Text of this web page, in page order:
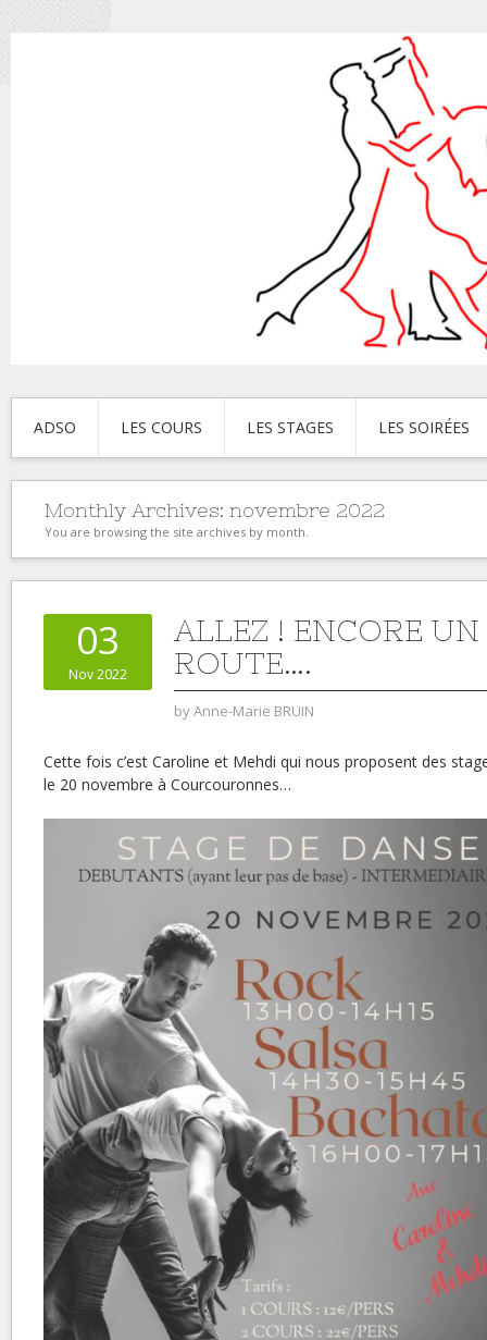
ADSO LES COURS LES STAGES LES SOIRÉES
Monthly Archives: novembre 2022
You are browsing the site archives by month.
03
Nov 2022
ALLEZ ! ENCORE
ROUTE….
byAnne-Marie BRUIN
Cette fois c’est Caroline et Mehdi qui nous proposent des
le 20 novembre à Courcouronnes…